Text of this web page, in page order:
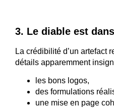
3. Le diable est
La crédibilité d’un artefact
détails apparemment
les bons logos,
des formulations
une mise en page